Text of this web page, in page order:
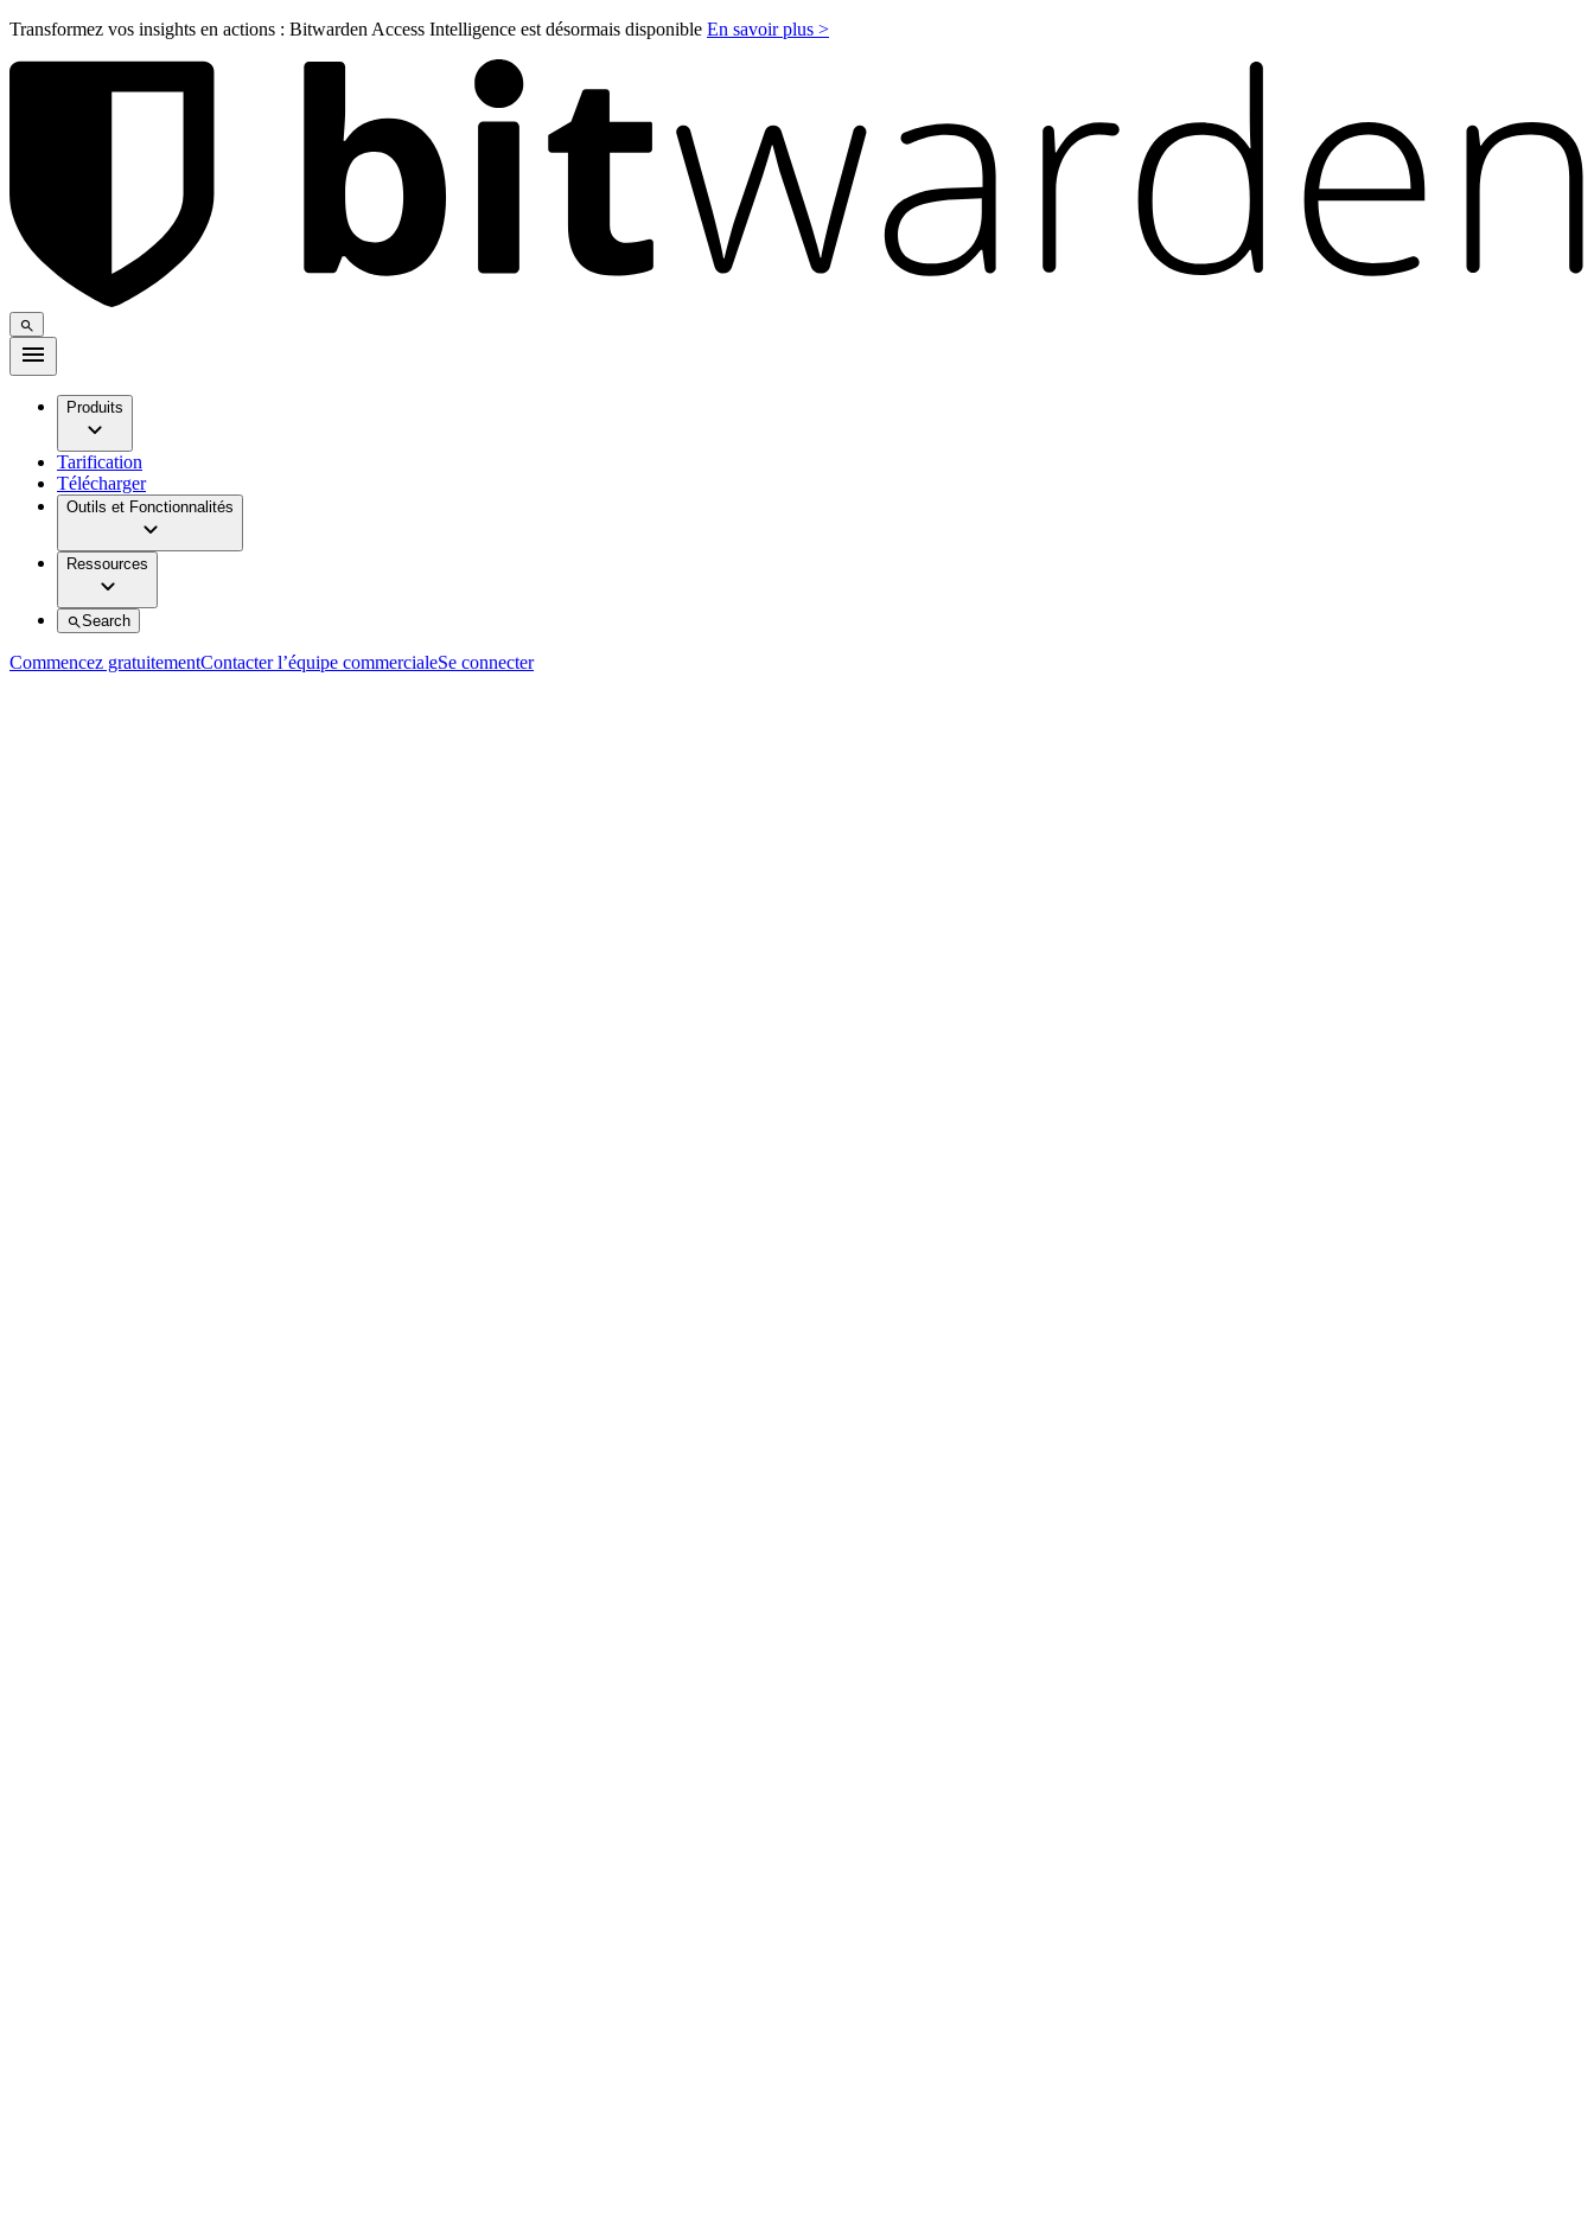
Transformez vos insights en actions : Bitwarden Access Intelligence est désormais disponible En savoir plus >
Produits
Tarification
Télécharger
Outils et Fonctionnalités
Ressources
Search
Commencez gratuitementContacter l’équipe commercialeSe connecter